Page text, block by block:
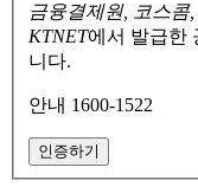
금융결제원, 코스콤
KTNET에서 발급한
니다.
안내 1600-1522
인증하기